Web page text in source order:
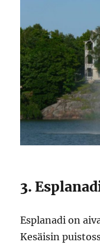
3.
Esplanadi on
Kesäisin